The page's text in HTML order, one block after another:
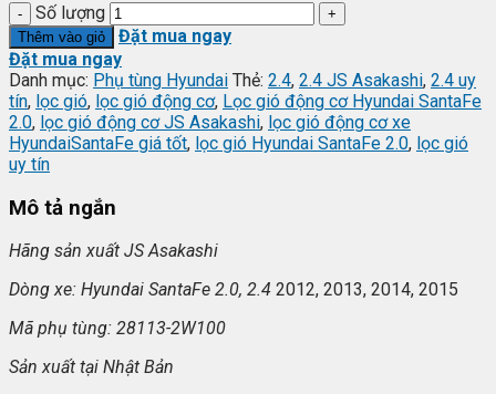
Số lượng
Thêm vào giỏ
Đặt mua ngay
Đặt mua ngay
Danh mục: Phụ tùng Hyundai Thẻ: 2.4, 2.4 JS Asakashi, 2.4 uy
tín, lọc gió, lọc gió động cơ, Lọc gió động cơ Hyundai SantaFe
2.0, lọc gió động cơ JS Asakashi, lọc gió động cơ xe
HyundaiSantaFe giá tốt, lọc gió Hyundai SantaFe 2.0, lọc gió
uy tín
Mô tả ngắn
Hãng sản xuất JS Asakashi
Dòng xe: Hyundai SantaFe 2.0, 2.4 2012, 2013, 2014, 2015
Mã phụ tùng: 28113-2W100
Sản xuất tại Nhật Bản